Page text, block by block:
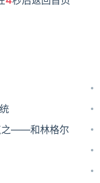
之——和林格尔